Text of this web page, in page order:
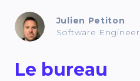
Julien Petiton
Software Engineer
Le bureau